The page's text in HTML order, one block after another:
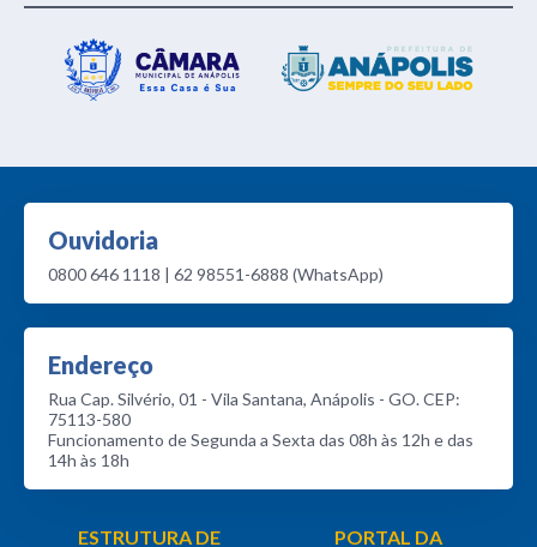
Ouvidoria
0800 646 1118 | 62 98551-6888 (WhatsApp)
Endereço
Rua Cap. Silvério, 01 - Vila Santana, Anápolis - GO. CEP:
75113-580
Funcionamento de Segunda a Sexta das 08h às 12h e das
14h às 18h
ESTRUTURA DE PORTAL DA